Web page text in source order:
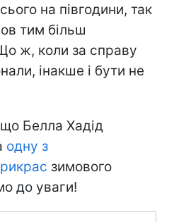
на півгодини, так
тим більш
ж, коли за справу
інакше і бути не
Белла Хадід
одну з
зимового
до уваги!